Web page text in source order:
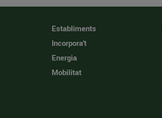
Establiments
Incorpora't
Energia
Mobilitat